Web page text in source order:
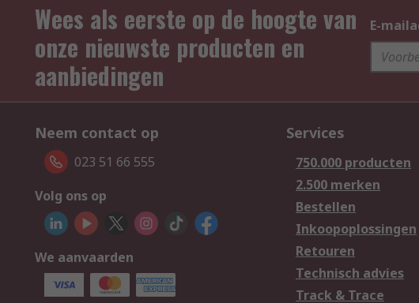
Wees als eerste op de hoogte van
onze nieuwste producten en
aanbiedingen
E-
Neem contact op
023 51 66 555
Volg ons op
We aanvaarden
Services
750.000 producten
2.500 merken
Bestellen
Inkoopoplossingen
Retouren
Technisch advies
Track & Trace